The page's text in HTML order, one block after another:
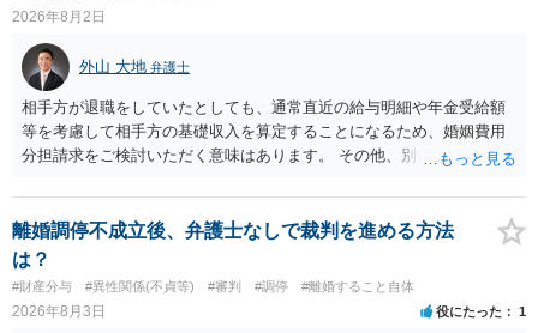
2026年8月2日
外山 大地 弁護士
相手方が退職をしていたとしても、通常直近の給与明細や年金受給額
等を考慮して相手方の基礎収入を算定することになるため、婚姻費用
分担請求をご検討いただく意味はあります。 その他、別居の経緯、質
て、ご検討いただくのが良いかと思います。
離婚調停不成立後、弁護士なしで裁判を進める方法
は？
#財産分与 #異性関係(不貞等) #審判 #調停 #離婚すること自体
2026年8月3日 役にたった 1